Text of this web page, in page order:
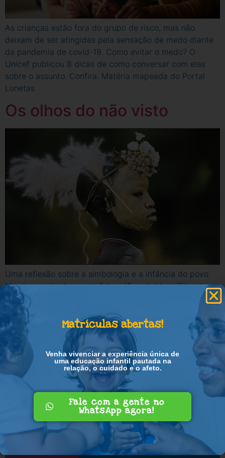
As crianças estão fora do grupo de risco, mas não
deixam de ser atingidas pela sensação de medo diante
da pandemia de covid-19. Como evitar o medo? O
Unicef publicou 8 dicas de como conversar com elas
sobre o assunto. Confira. Matéria mapeada do Portal
Lunetas
Os olhos do não visto
Uma reflexão sobre a simbologia e a infância do povo
Mursi, a partir de ensaio fotográfico de Hans Silvester.
Por Gandhy Piorski
Psicomotricidade
Matrículas abertas!
Venha vivenciar a experiência única de
uma educação infantil pautada na
relação, o cuidado e o afeto.
Fale com a gente no
WhatsApp agora!